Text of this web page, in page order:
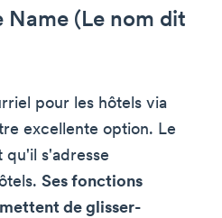
Name (Le nom dit
pour les hôtels via
excellente option. Le
qu'il s'adresse
Ses fonctions
de glisser-